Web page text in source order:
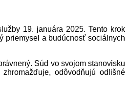
19. januára 2025. Tento krok
priemysel a budúcnosť sociálnych
Súd vo svojom stanovisku
odôvodňujú odlišné